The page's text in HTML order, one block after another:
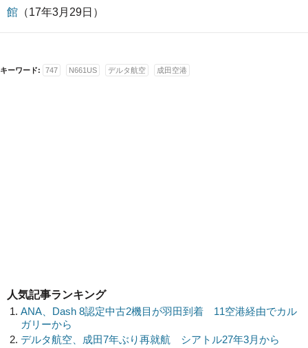
館 （17年3月29日）
キーワード: 747 N661US デルタ航空 成田空港
人気記事ランキング
ANA、Dash 8認定中古2機目が羽田到着 11空港経由でカル
ガリーから
デルタ航空、成田7年ぶり再就航 シアトル27年3月から